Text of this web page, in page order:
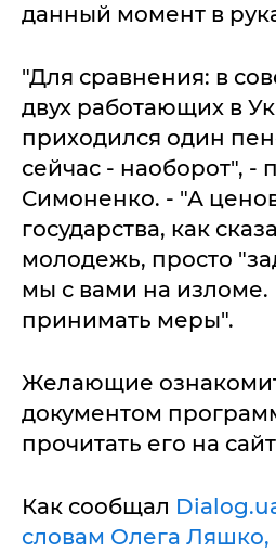
данный момент в
"Для сравнения: в
двух работающих в
приходился один
сейчас - наоборот", -
Симоненко. - "А
государства, как
молодежь, просто
мы с вами на
принимать меры".
Желающие
документом
прочитать его на
Как сообщал
словам Олега Ляшко,